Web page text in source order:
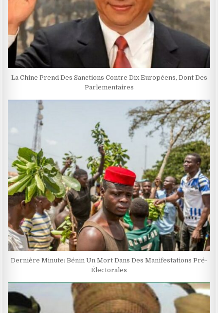
La Chine Prend Des Sanctions Contre Dix Européens, Dont Des
Parlementaires
Dernière Minute: Bénin Un Mort Dans Des Manifestations Pré-
Électorales